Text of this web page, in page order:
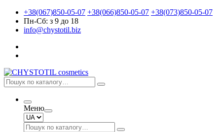
+38(067)850-05-07 +38(066)850-05-07 +38(073)850-05-07
Пн-Сб: з 9 до 18
info@chystotil.biz
Меню